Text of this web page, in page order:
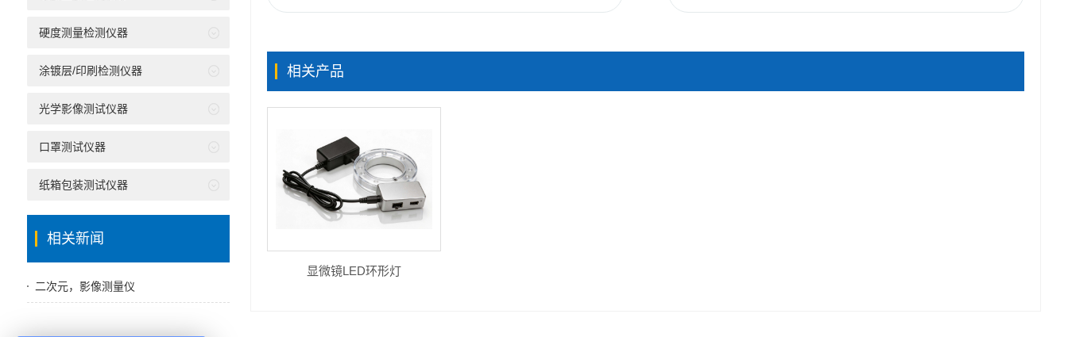
相关产品
显微镜LED环形灯
硬度测量检测仪器
涂镀层/印刷检测仪器
光学影像测试仪器
口罩测试仪器
纸箱包装测试仪器
相关新闻
二次元，影像测量仪